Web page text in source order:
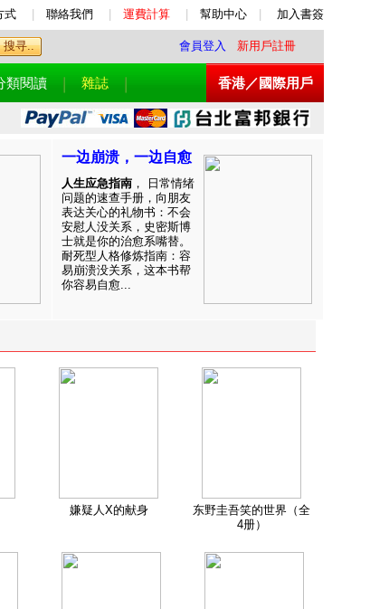
式 聯絡我們 運費計算 幫助中心 加入書簽
會員登入 新用戶註冊
類閱讀 雜誌 香港／國際用戶
一边崩溃，一边自愈
人生应急指南 ， 日常情绪
问题的速查手册，向朋友
表达关心的礼物书：不会
安慰人没关系，史密斯博
士就是你的治愈系嘴替。
耐死型人格修炼指南：容
易崩溃没关系，这本书帮
你容易自愈...
嫌疑人X的献身
东野圭吾笑的世界（全
4册）